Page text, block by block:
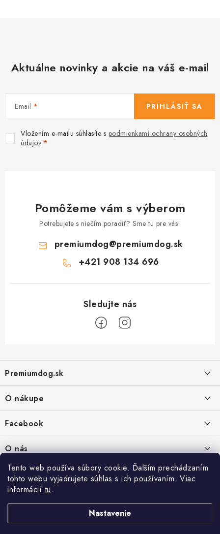
Tento web používa súbory cookie. Ďalším prechádzaním
tohto webu vyjadrujete súhlas s ich používaním. Viac
informácií tu.
Nastavenie
Aktuálne novinky a akcie na váš e-mail
Email
Vložením e-mailu súhlasíte s podmienkami ochrany osobných
údajov
PRIHLÁSIŤ SA
Pomôžeme vám s výberom
Potrebujete s niečím poradiť? Sme tu pre vás!
premiumdog@premiumdog.sk
+421 908 134 696
p
ä
Premiumdog.sk
PREDAJŇA:
Petőfiho 65
Štúrovo 943 01
Po-Pia - 8:00-18:00
O nákupe
Ochrana osobných údajov
Vrátanie tovaru
Reklamácie
Facebook
O nás
Kontakty
Prečo nakúpiť u nás
Predajňa